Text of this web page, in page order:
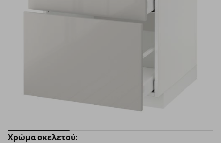
Χρώμα σκελετού: